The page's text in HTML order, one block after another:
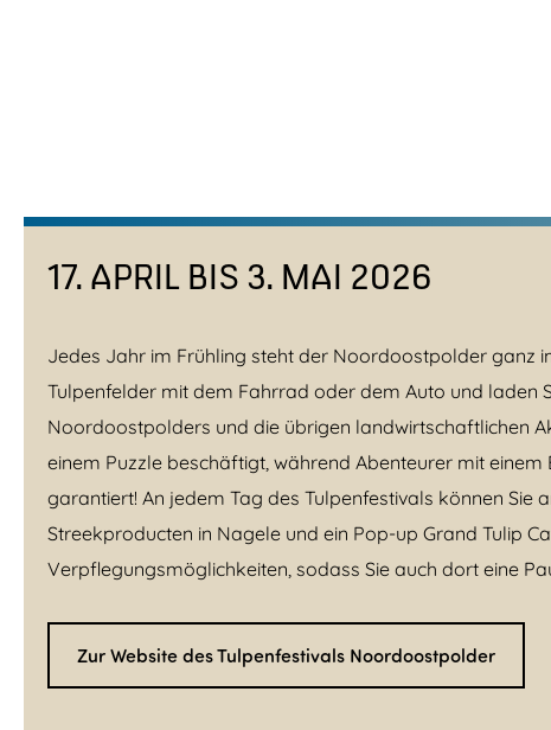
17. APRIL BIS 3. MAI 2026
Jedes Jahr im Frühling steht der Noordoostpolder ganz
Tulpenfelder mit dem Fahrrad oder dem Auto und laden
Noordoostpolders und die übrigen landwirtschaftlichen
einem Puzzle beschäftigt, während Abenteurer mit
garantiert! An jedem Tag des Tulpenfestivals können Sie
Streekproducten in Nagele und ein Pop-up Grand Tulip
Verpflegungsmöglichkeiten, sodass Sie auch dort eine
Zur Website des Tulpenfestivals Noordoostpolder